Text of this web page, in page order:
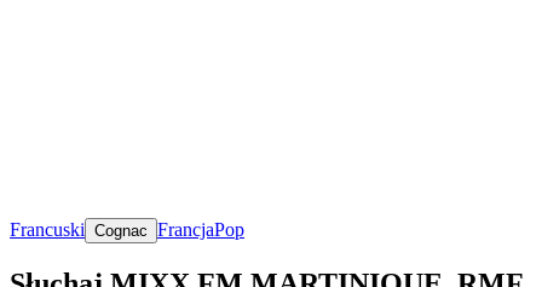
Francuski Cognac FrancjaPop